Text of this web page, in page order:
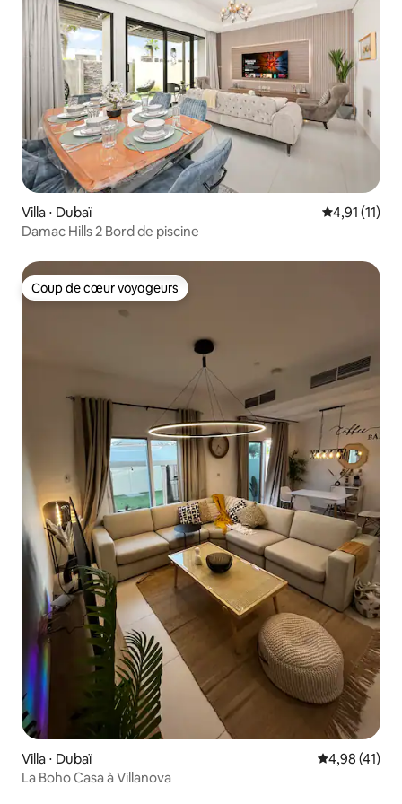
Villa ⋅ Dubaï Évaluation
4,91 (11)
Damac Hills 2 Bord de piscine
Coup de cœur voyageurs
Coup de cœur voyageurs
Villa ⋅ Dubaï Évaluation
4,98 (41)
La Boho Casa à Villanova